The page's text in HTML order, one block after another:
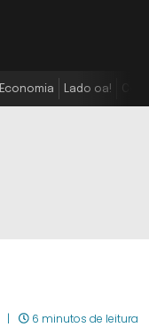
Economia Lado oa!
6 minutos de leitura